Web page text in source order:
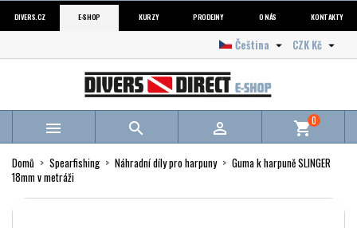
DIVERS.CZ E-SHOP KURZY PRODEJNY O NÁS KONTAKTY
CZK Kč 
Čeština 
   shopping_cart0
Domů Spearfishing Náhradní díly pro harpuny
Guma k harpuně SLINGER
18mm v metráži